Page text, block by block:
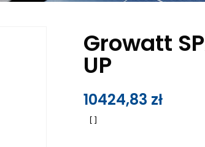
Growatt
UP
10424,83 zł